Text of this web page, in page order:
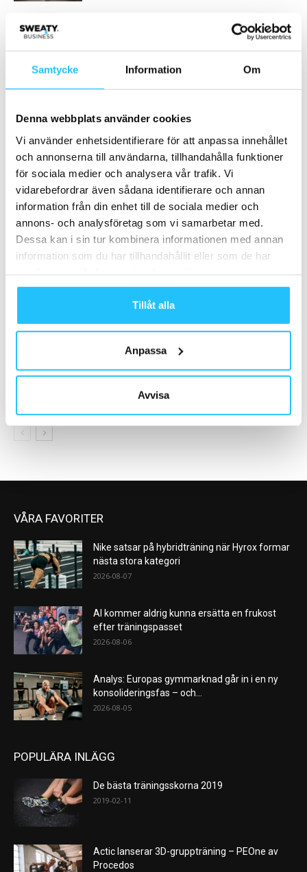
Samtycke Information Om
Denna webbplats använder cookies
Vi använder enhetsidentifierare för att anpassa innehållet
och annonserna till användarna, tillhandahålla funktioner
för sociala medier och analysera vår trafik. Vi
vidarebefordrar även sådana identifierare och annan
information från din enhet till de sociala medier och
annons- och analysföretag som vi samarbetar med.
Dessa kan i sin tur kombinera informationen med annan
information som du har tillhandahållit eller som de har
Tillåt alla
Anpassa
Avvisa
Friskis i Stockholm och Södertälje slår ihop
2023-09-24
Ladda fler
HETAST JUST NU
Business
Kan ekonomiska incitament få
fler att röra på sig?
Digitalt
WONDR
Digitalt
äventyrsplattformen FATMAP
Digitalt
samarbete kring pulsträning
VÅRA FAVORITER
Nike satsar på hybridträning när Hyrox formar
nästa stora kategori
2026-08-07
AI kommer aldrig kunna ersätta en frukost
efter träningspasset
2026-08-06
Analys: Europas gymmarknad går in i en ny
konsolideringsfas – och...
2026-08-05
POPULÄRA INLÄGG
De bästa träningsskorna 2019
2019-02-11
Actic lanserar 3D-gruppträning – PEOne av
Procedos